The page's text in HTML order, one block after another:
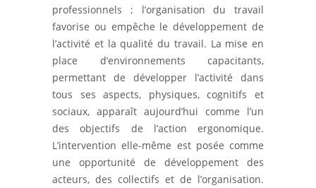
professionnels ; l’organisation du travail
favorise ou empêche le développement de
l’activité et la qualité du travail. La mise en
place d’environnements capacitants,
permettant de développer l’activité dans
tous ses aspects, physiques, cognitifs et
sociaux, apparaît aujourd’hui comme l’un
des objectifs de l’action ergonomique.
L’intervention elle-même est posée comme
une opportunité de développement des
acteurs, des collectifs et de l’organisation.